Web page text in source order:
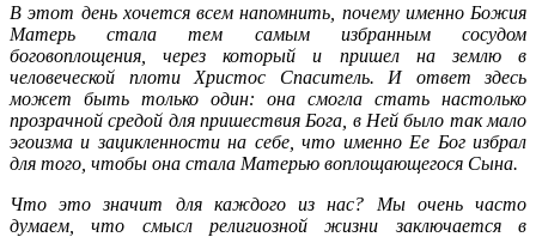
В этот день хочется всем напомнить, почему именно Божия
Матерь стала тем самым избранным сосудом
боговоплощения, через который и пришел на землю в
человеческой плоти Христос Спаситель. И ответ здесь
может быть только один: она смогла стать настолько
прозрачной средой для пришествия Бога, в Ней было так мало
эгоизма и зацикленности на себе, что именно Ее Бог избрал
для того, чтобы она стала Матерью воплощающегося Сына.
Что это значит для каждого из нас? Мы очень часто
думаем, что смысл религиозной жизни заключается в